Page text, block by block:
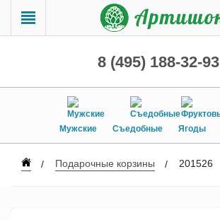
8 (495) 188-32-93
Мужские Съедобные Ягоды
Подарочные корзины 201526